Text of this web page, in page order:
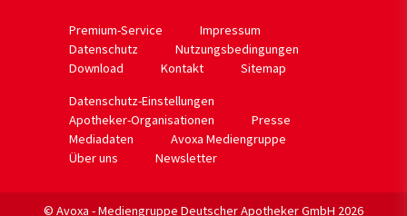
Premium-Service
Impressum
Datenschutz
Nutzungsbedingungen
Download
Kontakt
Sitemap
Datenschutz-Einstellungen
Apotheker-Organisationen
Presse
Mediadaten
Avoxa Mediengruppe
Über uns
Newsletter
© Avoxa - Mediengruppe Deutscher Apotheker GmbH 2026